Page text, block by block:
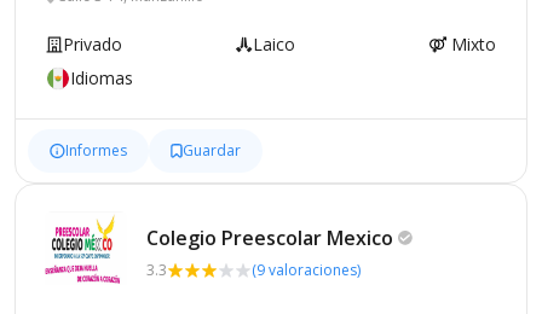
Privado Laico
Mixto
Idiomas
Informes Guardar
Colegio Preescolar Mexico
3.3 (9 valoraciones)